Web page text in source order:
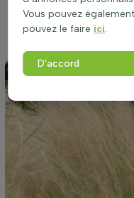
sécheresse. Pour une
directe au soleil est
certaine ombre.
Vous pouvez
pouvez le faire ici.
D'accord